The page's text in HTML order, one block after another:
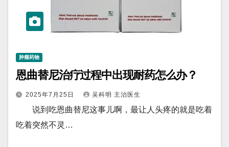
肿瘤药物
恩曲替尼治疗过程中出现耐药怎么办？
2025年7月25日 吴科明 主治医生
说到吃恩曲替尼这事儿啊，最让人头疼的就是吃着
吃着突然不灵…